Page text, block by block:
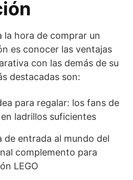
la hora de comprar un
es conocer las ventajas
con las demás de su
destacadas son:
para regalar: los fans de
ladrillos suficientes
de entrada al mundo del
complemento para
LEGO